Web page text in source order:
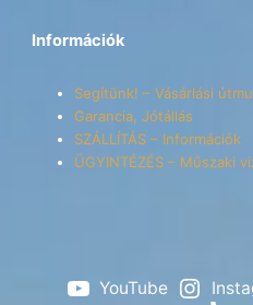
Információk
Segítünk! – Vásárlási
Garancia, Jótállás
SZÁLLÍTÁS – Információk
ÜGYINTÉZÉS – Műszaki
YouTube